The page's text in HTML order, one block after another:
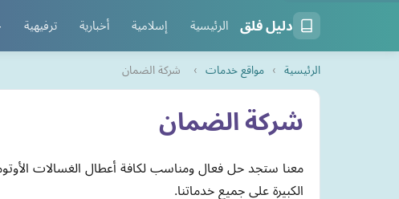
دليل فلق الرئيسية إسلامية أخبارية ترفيهية
الرئيسية › مواقع خدمات › شركة الضمان
شركة الضمان
معنا ستجد حل فعال ومناسب لكافة أعطال الغسالات
الكبيرة على جميع خدماتنا.